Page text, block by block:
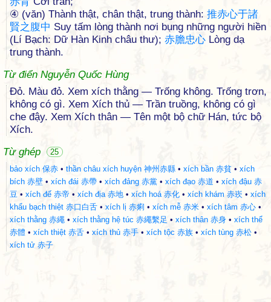
④ (văn) Thành thật, chân thật, trung thành: 推赤心于諸
賢之腹中 Suy tấm lòng thành nơi bụng những người hiền
(Lí Bạch: Dữ Hàn Kinh châu thư); 赤膽忠心 Lòng dạ
trung thành.
Từ điển Nguyễn Quốc Hùng
Đỏ. Màu đỏ. Xem xích thằng — Trống không. Trống trơn,
không có gì. Xem Xích thủ — Trần truồng, không có gì
che đậy. Xem Xích thân — Tên một bộ chữ Hán, tức bộ
Xích.
Từ ghép
25
bảo xích 保赤 • thần châu xích huyện 神州赤縣 • xích bần 赤貧 • xích
bích 赤壁 • xích đái 赤帶 • xích đảng 赤黨 • xích đạo 赤道 • xích đậu 赤
豆 • xích đế 赤帝 • xích địa 赤地 • xích hoá 赤化 • xích khám 赤崁 • xích
khẩu bạch thiệt 赤口白舌 • xích lị 赤痢 • xích mễ 赤米 • xích tâm 赤心 •
xích thằng 赤繩 • xích thằng hệ túc 赤繩繫足 • xích thân 赤身 • xích thể
赤體 • xích thiệt 赤舌 • xích thủ 赤手 • xích tộc 赤族 • xích tùng 赤松 •
xích tử 赤子